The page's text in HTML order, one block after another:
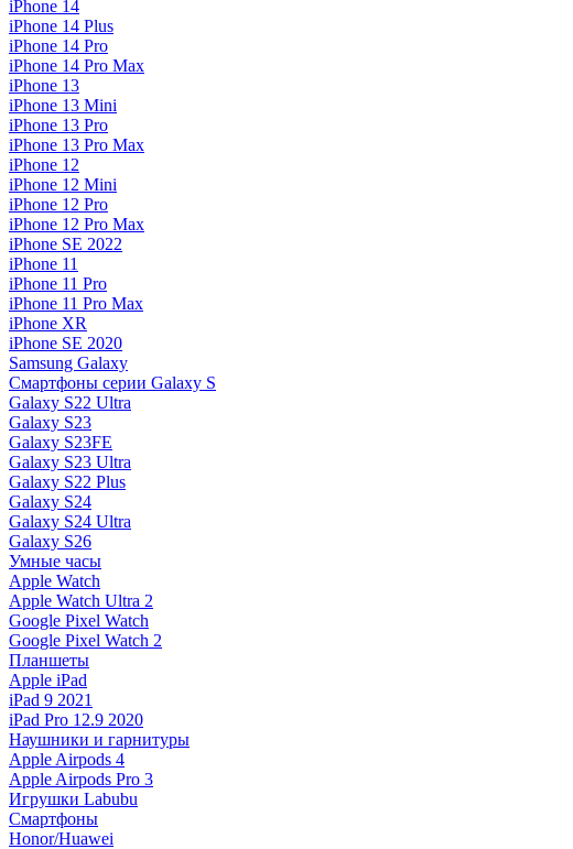
iPhone 14
iPhone 14 Plus
iPhone 14 Pro
iPhone 14 Pro Max
iPhone 13
iPhone 13 Mini
iPhone 13 Pro
iPhone 13 Pro Max
iPhone 12
iPhone 12 Mini
iPhone 12 Pro
iPhone 12 Pro Max
iPhone SE 2022
iPhone 11
iPhone 11 Pro
iPhone 11 Pro Max
iPhone XR
iPhone SE 2020
Samsung Galaxy
Смартфоны серии Galaxy S
Galaxy S22 Ultra
Galaxy S23
Galaxy S23FE
Galaxy S23 Ultra
Galaxy S22 Plus
Galaxy S24
Galaxy S24 Ultra
Galaxy S26
Умные часы
Apple Watch
Apple Watch Ultra 2
Google Pixel Watch
Google Pixel Watch 2
Планшеты
Apple iPad
iPad 9 2021
iPad Pro 12.9 2020
Наушники и гарнитуры
Apple Airpods 4
Apple Airpods Pro 3
Игрушки Labubu
Смартфоны
Honor/Huawei